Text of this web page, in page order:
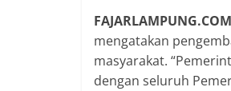
FAJARLAMPUNG.COM
mengatakan
masyarakat.
dengan seluruh